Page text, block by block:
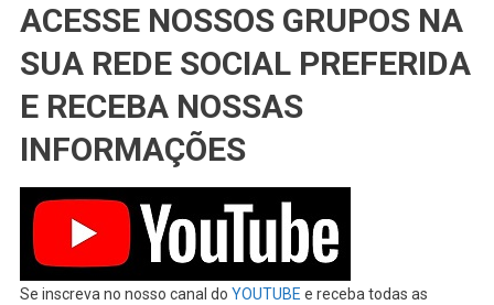
ACESSE NOSSOS GRUPOS NA
SUA REDE SOCIAL PREFERIDA
E RECEBA NOSSAS
INFORMAÇÕES
Se inscreva no nosso canal do YOUTUBE e receba todas as